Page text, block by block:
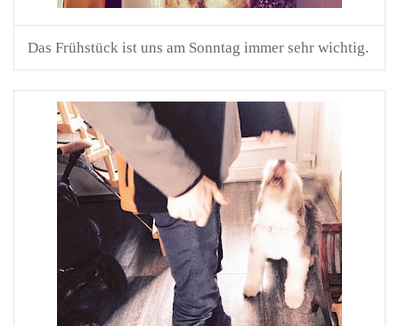
Das Frühstück ist uns am Sonntag immer sehr wichtig.